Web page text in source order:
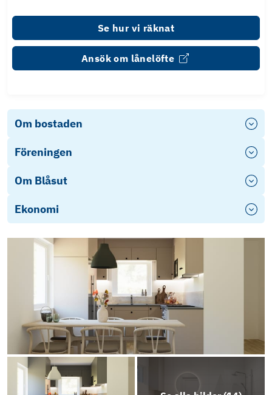
Se hur vi räknat
Ansök om lånelöfte
Om bostaden
Föreningen
Om Blåsut
Ekonomi